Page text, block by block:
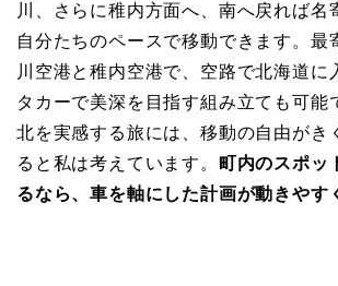
川、さらに稚内方面へ、南へ戻れば名
自分たちのペースで移動できます。最
川空港と稚内空港で、空路で北海道に
タカーで美深を目指す組み立ても可能
北を実感する旅には、移動の自由がき
ると私は考えています。 町内のスポッ
るなら、車を軸にした計画が動きやす